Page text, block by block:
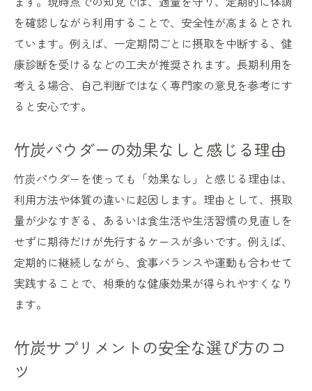
を確認しながら利用することで、安全性が高まるとされ
ています。例えば、一定期間ごとに摂取を中断する、健
康診断を受けるなどの工夫が推奨されます。長期利用を
考える場合、自己判断ではなく専門家の意見を参考にす
ると安心です。
竹炭パウダーの効果なしと感じる理由
竹炭パウダーを使っても「効果なし」と感じる理由は、
利用方法や体質の違いに起因します。理由として、摂取
量が少なすぎる、あるいは食生活や生活習慣の見直しを
せずに期待だけが先行するケースが多いです。例えば、
定期的に継続しながら、食事バランスや運動も合わせて
実践することで、相乗的な健康効果が得られやすくなり
ます。
竹炭サプリメントの安全な選び方のコ
ツ